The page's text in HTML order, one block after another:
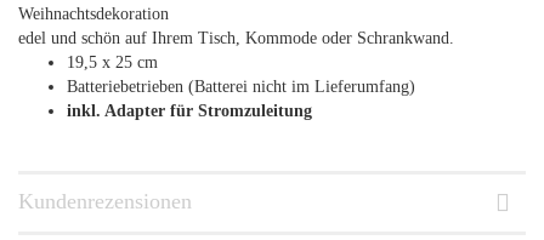
Weihnachtsdekoration
edel und schön auf Ihrem Tisch, Kommode oder Schrankwand.
19,5 x 25 cm
Batteriebetrieben (Batterei nicht im Lieferumfang)
inkl. Adapter für Stromzuleitung
Kundenrezensionen